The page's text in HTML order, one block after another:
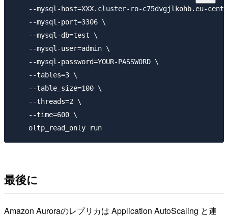
--mysql-host=XXX.cluster-ro-c75dvgjlkohb.eu-
    --mysql-port=3306 \
    --mysql-db=test \
    --mysql-user=admin \
    --mysql-password=YOUR-PASSWORD \
    --tables=3 \
    --table_size=100 \
    --threads=2 \
    --time=600 \
最後に
Amazon Auroraのレプリカは Application AutoScaling と連